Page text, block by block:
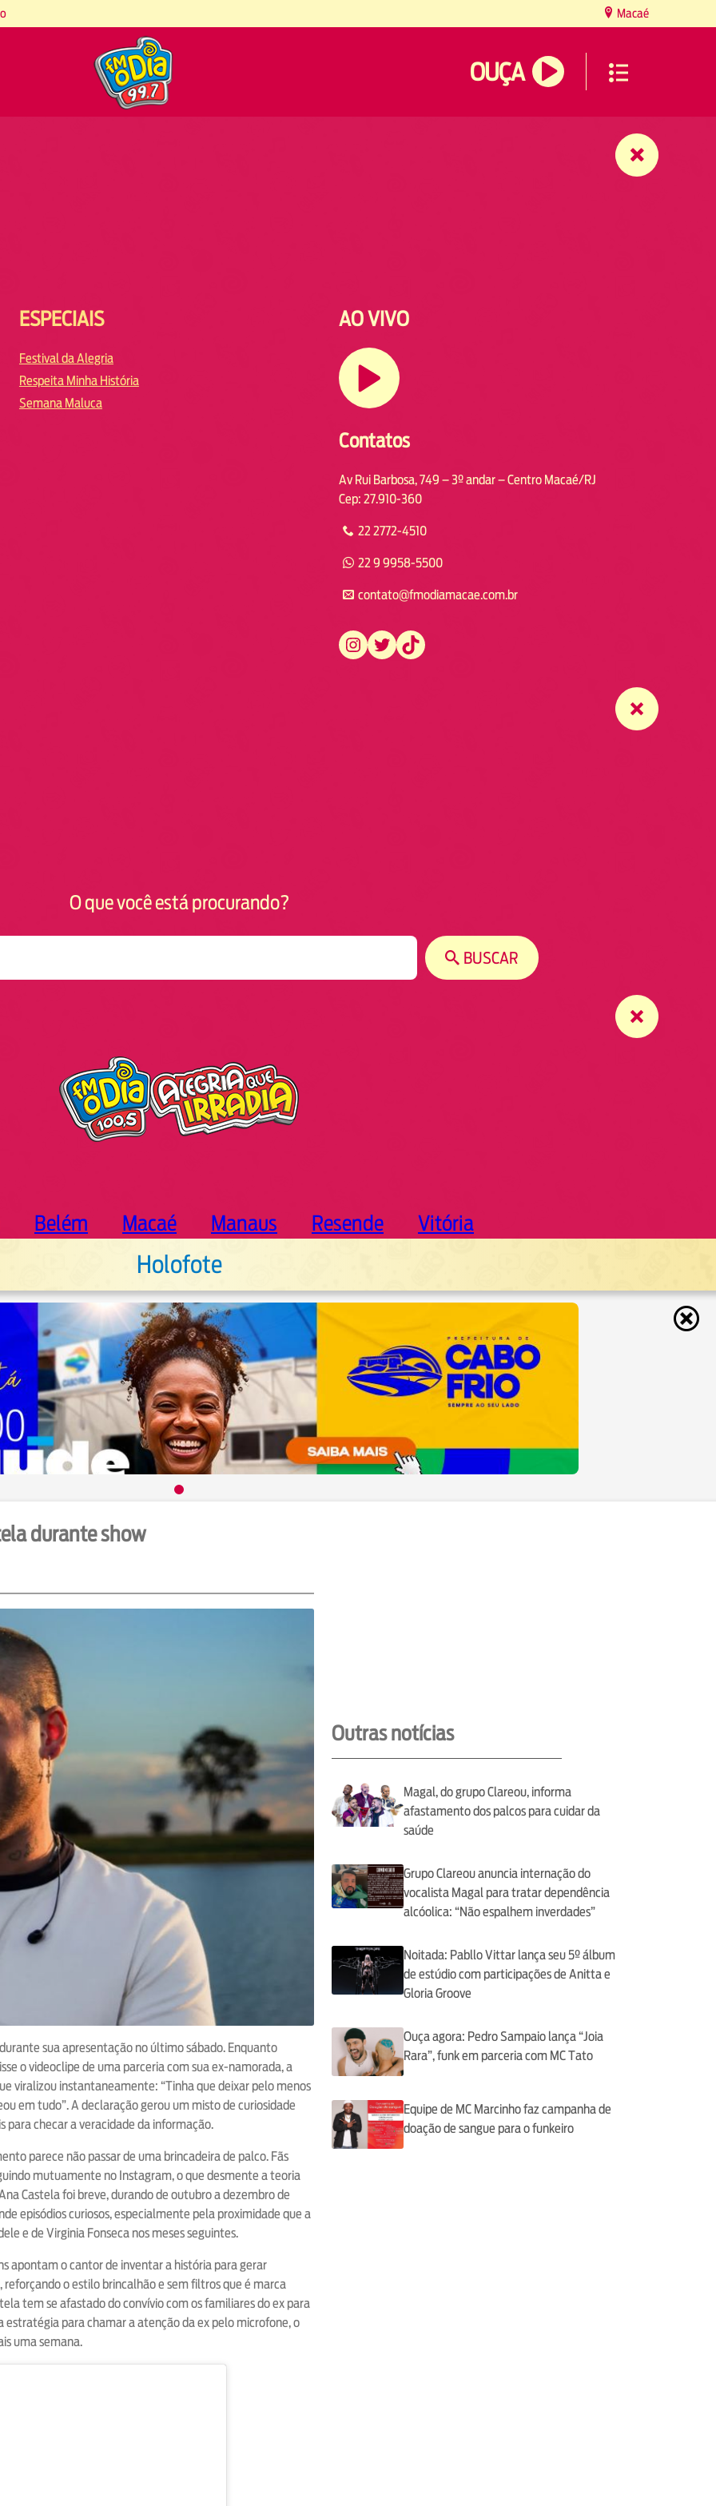
Macaé
OUÇA
ESPECIAIS
Festival da Alegria
Respeita Minha História
Semana Maluca
AO VIVO
Contatos
Av Rui Barbosa, 749 – 3º andar – Centro Macaé/RJ
Cep: 27.910-360
22 2772-4510
22 9 9958-5500
contato@fmodiamacae.com.br
https://www.instagram.com/fmodia.macae/ https://twitter.com/fmodia.macae/ https://www.tiktok.com/@fmodia.macae
O que você está procurando?
BUSCAR
Belém Macaé Manaus Resende Vitória
Holofote
durante show
sua apresentação no último sábado. Enquanto
o videoclipe de uma parceria com sua ex-namorada, a
viralizou instantaneamente: “Tinha que deixar pelo menos
em tudo”. A declaração gerou um misto de curiosidade
para checar a veracidade da informação.
parece não passar de uma brincadeira de palco. Fãs
mutuamente no Instagram, o que desmente a teoria
Castela foi breve, durando de outubro a dezembro de
episódios curiosos, especialmente pela proximidade que a
e de Virginia Fonseca nos meses seguintes.
apontam o cantor de inventar a história para gerar
o estilo brincalhão e sem filtros que é marca
tem se afastado do convívio com os familiares do ex para
para chamar a atenção da ex pelo microfone, o
uma semana.
Outras notícias
Magal, do grupo Clareou, informa
afastamento dos palcos para cuidar da
saúde
Grupo Clareou anuncia internação do
vocalista Magal para tratar dependência
alcóolica: “Não espalhem inverdades”
Noitada: Pabllo Vittar lança seu 5º álbum
de estúdio com participações de Anitta e
Gloria Groove
Ouça agora: Pedro Sampaio lança “Joia
Rara”, funk em parceria com MC Tato
Equipe de MC Marcinho faz campanha de
doação de sangue para o funkeiro